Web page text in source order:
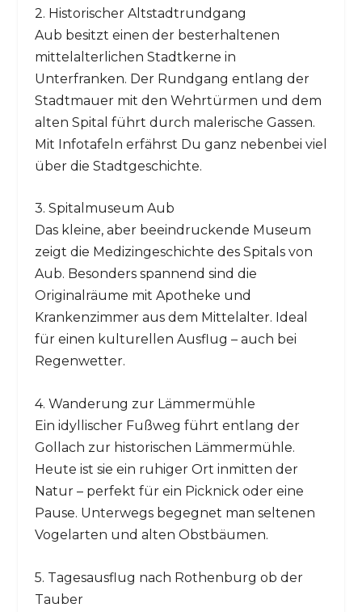
2. Historischer Altstadtrundgang
Aub besitzt einen der besterhaltenen
mittelalterlichen Stadtkerne in
Unterfranken. Der Rundgang entlang der
Stadtmauer mit den Wehrtürmen und dem
alten Spital führt durch malerische Gassen.
Mit Infotafeln erfährst Du ganz nebenbei viel
über die Stadtgeschichte.
3. Spitalmuseum Aub
Das kleine, aber beeindruckende Museum
zeigt die Medizingeschichte des Spitals von
Aub. Besonders spannend sind die
Originalräume mit Apotheke und
Krankenzimmer aus dem Mittelalter. Ideal
für einen kulturellen Ausflug – auch bei
Regenwetter.
4. Wanderung zur Lämmermühle
Ein idyllischer Fußweg führt entlang der
Gollach zur historischen Lämmermühle.
Heute ist sie ein ruhiger Ort inmitten der
Natur – perfekt für ein Picknick oder eine
Pause. Unterwegs begegnet man seltenen
Vogelarten und alten Obstbäumen.
5. Tagesausflug nach Rothenburg ob der
Tauber